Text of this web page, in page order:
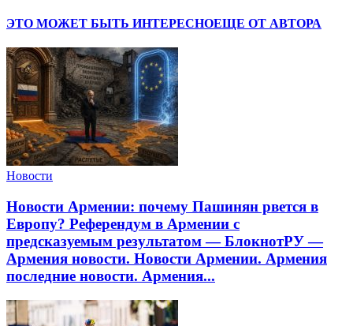
ЭТО МОЖЕТ БЫТЬ ИНТЕРЕСНОЕЩЕ ОТ АВТОРА
Новости
Новости Армении: почему Пашинян рвется в
Европу? Референдум в Армении с
предсказуемым результатом — БлокнотРУ —
Армения новости. Новости Армении. Армения
последние новости. Армения...